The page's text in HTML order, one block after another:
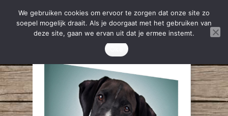
We gebruiken cookies om ervoor te zorgen dat onze site zo
soepel mogelijk draait. Als je doorgaat met het gebruiken van
deze site, gaan we ervan uit dat je ermee instemt.